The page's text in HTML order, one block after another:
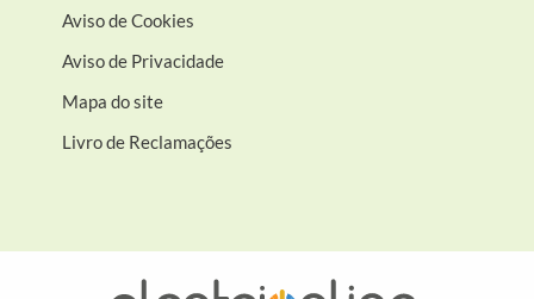
Aviso de Cookies
Aviso de Privacidade
Mapa do site
Livro de Reclamações